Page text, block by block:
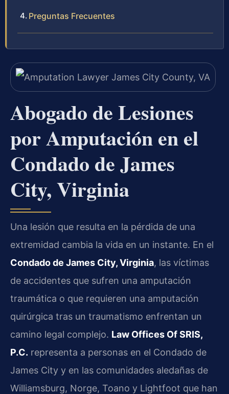
Preguntas Frecuentes
Abogado de Lesiones
por Amputación en el
Condado de James
City, Virginia
Una lesión que resulta en la pérdida de una
extremidad cambia la vida en un instante. En el
Condado de James City, Virginia, las víctimas
de accidentes que sufren una amputación
traumática o que requieren una amputación
quirúrgica tras un traumatismo enfrentan un
camino legal complejo. Law Offices Of SRIS,
P.C. representa a personas en el Condado de
James City y en las comunidades aledañas de
Williamsburg, Norge, Toano y Lightfoot que han